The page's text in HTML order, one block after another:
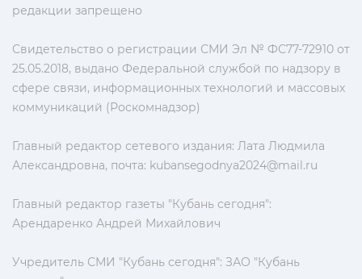
редакции запрещено
Свидетельство о регистрации СМИ Эл № ФС77-72910 от
25.05.2018, выдано Федеральной службой по надзору в
сфере связи, информационных технологий и массовых
коммуникаций (Роскомнадзор)
Главный редактор сетевого издания: Лата Людмила
Александровна, почта: kubansegodnya2024@mail.ru
Главный редактор газеты "Кубань сегодня":
Арендаренко Андрей Михайлович
Учредитель СМИ "Кубань сегодня": ЗАО "Кубань